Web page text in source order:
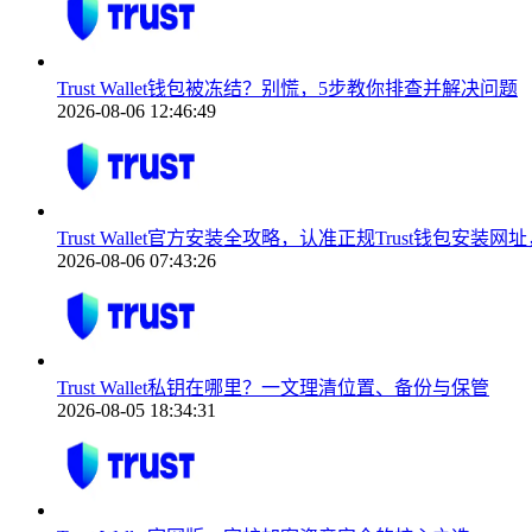
Trust Wallet钱包被冻结？别慌，5步教你排查并解决问题
2026-08-06 12:46:49
Trust Wallet官方安装全攻略，认准正规Trust钱包安装网
2026-08-06 07:43:26
Trust Wallet私钥在哪里？一文理清位置、备份与保管
2026-08-05 18:34:31